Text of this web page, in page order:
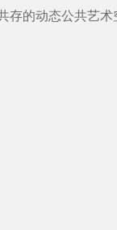
的动态公共艺术